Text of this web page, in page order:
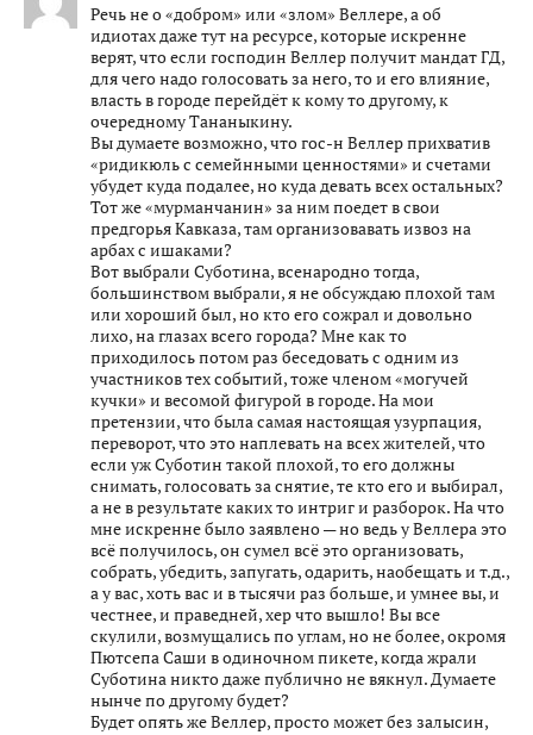
Речь не о «добром» или «злом» Веллере, а об
идиотах даже тут на ресурсе, которые искренне
верят, что если господин Веллер получит мандат ГД,
для чего надо голосовать за него, то и его влияние,
власть в городе перейдёт к кому то другому, к
очередному Тананыкину.
Вы думаете возможно, что гос-н Веллер прихватив
«ридикюль с семейнными ценностями» и счетами
убудет куда подалее, но куда девать всех остальных?
Тот же «мурманчанин» за ним поедет в свои
предгорья Кавказа, там организовавать извоз на
арбах с ишаками?
Вот выбрали Суботина, всенародно тогда,
большинством выбрали, я не обсуждаю плохой там
или хороший был, но кто его сожрал и довольно
лихо, на глазах всего города? Мне как то
приходилось потом раз беседовать с одним из
участников тех событий, тоже членом «могучей
кучки» и весомой фигурой в городе. На мои
претензии, что была самая настоящая узурпация,
переворот, что это наплевать на всех жителей, что
если уж Суботин такой плохой, то его должны
снимать, голосовать за снятие, те кто его и выбирал,
а не в результате каких то интриг и разборок. На что
мне искренне было заявлено — но ведь у Веллера это
всё получилось, он сумел всё это организовать,
собрать, убедить, запугать, одарить, наобещать и т.д.,
а у вас, хоть вас и в тысячи раз больше, и умнее вы, и
честнее, и праведней, хер что вышло! Вы все
скулили, возмущались по углам, но не более, окромя
Пютсепа Саши в одиночном пикете, когда жрали
Суботина никто даже публично не вякнул. Думаете
нынче по другому будет?
Будет опять же Веллер, просто может без залысин,